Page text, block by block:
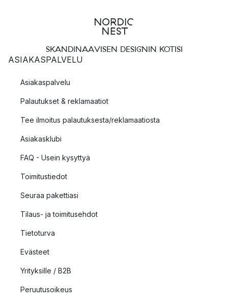
SKANDINAAVISEN DESIGNIN KOTISI
ASIAKASPALVELU
Asiakaspalvelu
Palautukset & reklamaatiot
Tee ilmoitus palautuksesta/reklamaatiosta
Asiakasklubi
FAQ - Usein kysyttyä
Toimitustiedot
Seuraa pakettiasi
Tilaus- ja toimitusehdot
Tietoturva
Evästeet
Yrityksille / B2B
Peruutusoikeus